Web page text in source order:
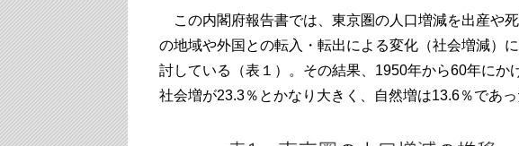
この内閣府報告書では、東京圏の人口増減を出産や
の地域や外国との転入・転出による変化（社会増減）
討している（表１）。その結果、1950年から60年にか
社会増が23.3％とかなり大きく、自然増は13.6％であっ